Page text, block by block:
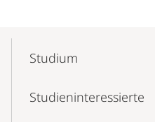
NavigationStudium
Studieninteressierte